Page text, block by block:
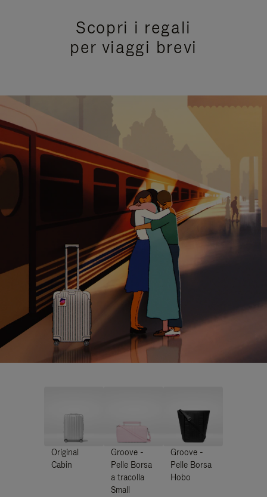
Scopri i regali
per viaggi brevi
Original
Cabin
Groove -
Pelle Borsa
a tracolla
Small
Groove -
Pelle Borsa
Hobo